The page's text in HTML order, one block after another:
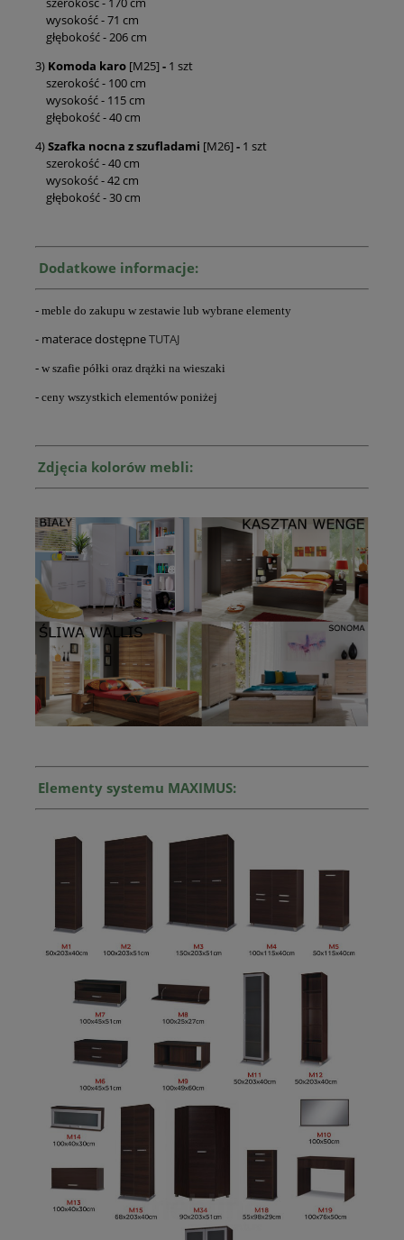
wysokość - 71 cm
głębokość - 206 cm
3) Komoda karo [M25]- 1 szt
szerokość - 100 cm
wysokość - 115 cm
głębokość - 40 cm
4)Szafka nocna z szufladami [M26]- 1 szt
szerokość - 40 cm
wysokość - 42 cm
głębokość - 30 cm
Dodatkowe informacje:
- meble do zakupu w zestawie lub wybrane elementy
- materace dostępneTUTAJ
- w szafie półki oraz drążki na wieszaki
- ceny wszystkich elementów poniżej
Zdjęcia kolorów mebli:
Elementy systemu MAXIMUS: